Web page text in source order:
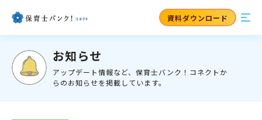
資料ダウンロード
お知らせ
アップデート情報など、保育士バンク！コネクトか
らのお知らせを掲載しています。